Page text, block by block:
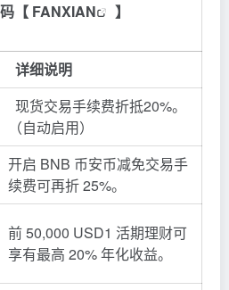
【 FANXIAN
】
详细说明
现货交易手续费折抵20%。
（自动启用）
开启 BNB 币安币减免交易手
续费可再折 25%。
前 50,000 USD1 活期理财可
享有最高 20% 年化收益。